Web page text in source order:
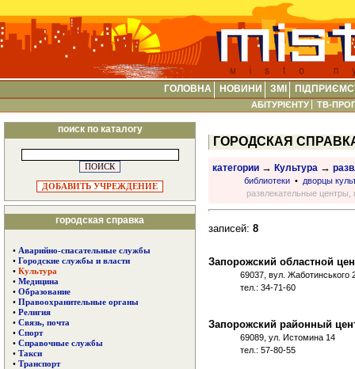
ГОЛОВНА НОВИНИ ЗМІ
АБІТУРІЄНТУ ТВ-
поиск по каталогу
ДОБАВИТЬ УЧРЕЖДЕНИЕ
городская справка
• Аварийно-спасательные службы
• Городские службы и власти
• Культура
• Медицина
• Образование
• Правоохранительные органы
• Религия
• Связь, почта
• Спорт
• Справочные службы
• Такси
• Транспорт
ГОРОДСКАЯ
категории → Культура →
библиотеки • дворцы
развлекательные центры,
записей: 8
Запорожский областной
69037, вул. Жаботинського
тел.: 34-71-60
Запорожский районный
69089, ул. Истомина 14
тел.: 57-80-55